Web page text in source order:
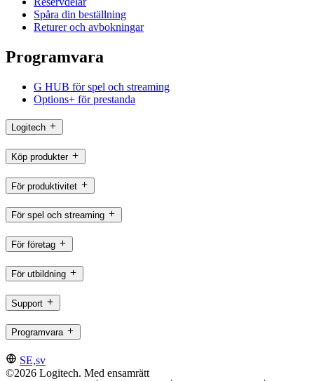
Spåra din beställning
Returer och avbokningar
Programvara
G HUB för spel och streaming
Options+ för prestanda
Logitech
Köp produkter
För produktivitet
För spel och streaming
För företag
För utbildning
Support
Programvara
SE,sv
©2026 Logitech. Med ensamrätt